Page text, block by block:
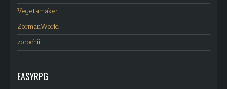
Vegetamaker
ZormanWorld
zorochii
EASYRPG